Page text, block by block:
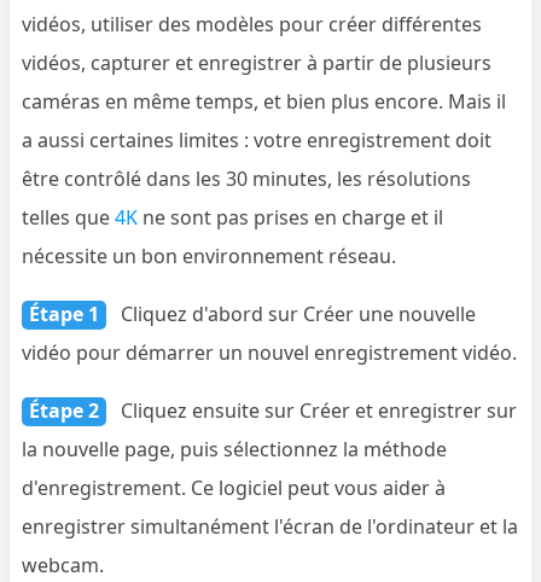
vidéos, utiliser des modèles pour créer différentes
vidéos, capturer et enregistrer à partir de plusieurs
caméras en même temps, et bien plus encore. Mais il
a aussi certaines limites : votre enregistrement doit
être contrôlé dans les 30 minutes, les résolutions
telles que4K ne sont pas prises en charge et il
nécessite un bon environnement réseau.
Étape 1
Cliquez d'abord sur Créer une nouvelle
vidéo pour démarrer un nouvel enregistrement vidéo.
Étape 2
Cliquez ensuite sur Créer et enregistrer sur
la nouvelle page, puis sélectionnez la méthode
d'enregistrement. Ce logiciel peut vous aider à
enregistrer simultanément l'écran de l'ordinateur et la
webcam.